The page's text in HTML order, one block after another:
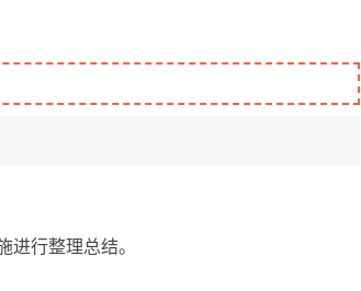
进行整理总结。